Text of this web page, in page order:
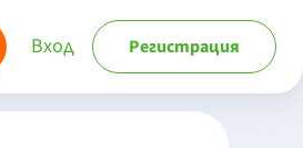
Вход Регистрация